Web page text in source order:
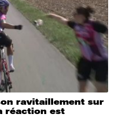
ravitaillement sur
réaction est